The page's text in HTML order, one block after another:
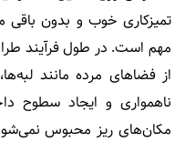
تمیزکاری خوب و بدون باقی
مهم است. در طول فرآیند
از فضاهای مرده مانند
ناهمواری و ایجاد سطوح
مکان‌های ریز محبوس